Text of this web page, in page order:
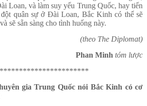
Loan, và làm suy yếu Trung Quốc, hay tiến
quân sự ở Đài Loan, Bắc Kinh có thể sẽ
sẽ sẵn sàng cho tình huống này.
(theo The Diplomat)
Phan Minh tóm lược
gia Trung Quốc nói Bắc Kinh có cơ